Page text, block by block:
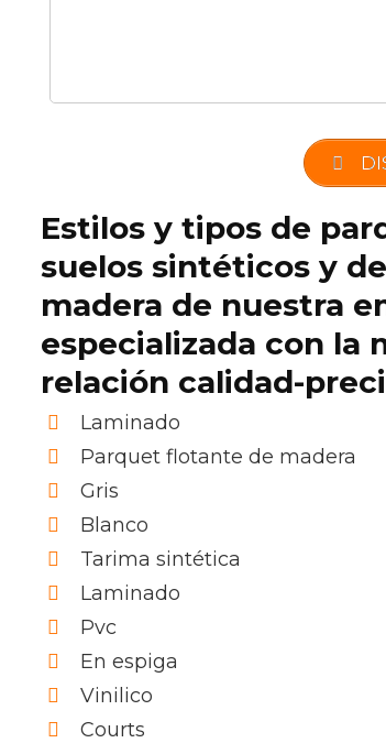
Estilos y tipos de
suelos sintéticos y de
madera de nuestra
especializada con la
relación calidad-
Laminado
Parquet flotante de madera
Gris
Blanco
Tarima sintética
Laminado
Pvc
En espiga
Vinilico
Courts